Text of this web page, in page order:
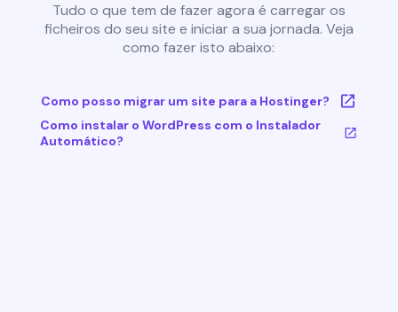
Tudo o que tem de fazer agora é carregar os
ficheiros do seu site e iniciar a sua jornada. Veja
como fazer isto abaixo:
Como posso migrar um site para a Hostinger?
Como instalar o WordPress com o Instalador
Automático?